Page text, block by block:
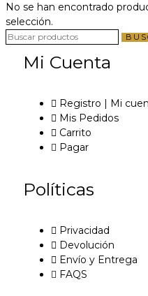
No se han encontrado
selección.
Mi Cuenta
Registro | Mi
Mis Pedidos
Carrito
Pagar
Políticas
Privacidad
Devolución
Envío y Entrega
FAQS